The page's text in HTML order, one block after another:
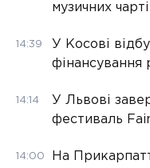
музичних
14:39
У Косові
фінансування
14:14
У Львові
фестиваль
14:00
На